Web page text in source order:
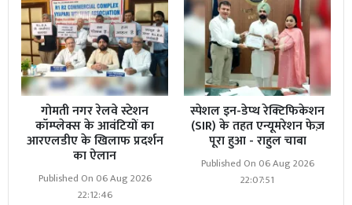
गोमती नगर रेलवे स्टेशन
कॉम्प्लेक्स के आवंटियों का
आरएलडीए के खिलाफ प्रदर्शन
का ऐलान
Published On 06 Aug 2026
22:12:46
स्पेशल इन-डेप्थ रेक्टिफिकेशन
(SIR) के तहत एन्यूमरेशन फेज़
पूरा हुआ - राहुल चाबा
Published On 06 Aug 2026
22:07:51